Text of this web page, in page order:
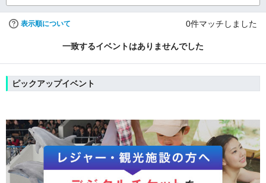
表示順について 0件マッチしました
一致するイベントはありませんでした
ピックアップイベント